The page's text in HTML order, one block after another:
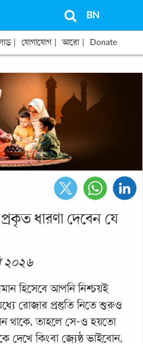
BN
যোগাযোগ আরো Donate
ধারণা দেবেন যে
২০২৬
হিসেবে আপনি নিশ্চয়ই
রোজার প্রস্তুতি নিতে শুরুও
থাকে, তাহলে সে-ও হয়তো
দেখে কিংবা জ্যেষ্ঠ ভাইবোন,